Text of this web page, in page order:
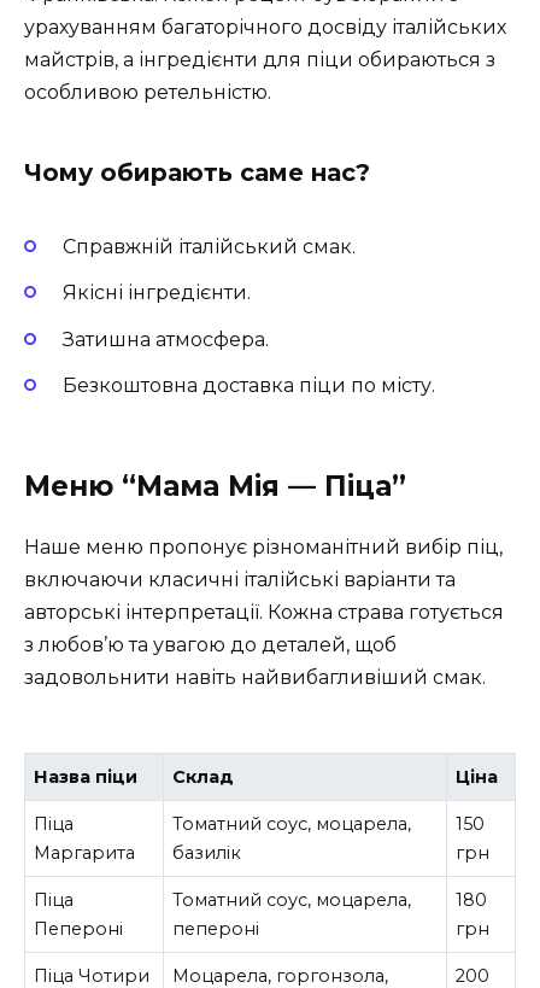
урахуванням багаторічного досвіду італійських
майстрів, а інгредієнти для піци обираються з
особливою ретельністю.
Чому обирають саме нас?
Справжній італійський смак.
Якісні інгредієнти.
Затишна атмосфера.
Безкоштовна доставка піци по місту.
Меню “Мама Мія — Піца”
Наше меню пропонує різноманітний вибір піц,
включаючи класичні італійські варіанти та
авторські інтерпретації. Кожна страва готується
з любов’ю та увагою до деталей, щоб
задовольнити навіть найвибагливіший смак.
Назва піци Склад Ціна
Піца
Маргарита
Томатний соус, моцарела,
базилік
150
грн
Піца
Пепероні
Томатний соус, моцарела,
пепероні
180
грн
Піца Чотири Моцарела, горгонзола, 200